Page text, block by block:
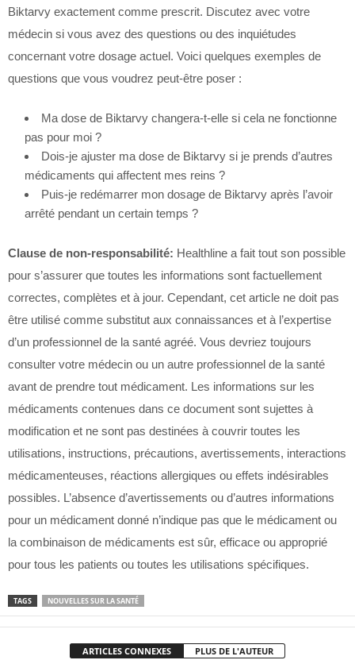
Biktarvy exactement comme prescrit. Discutez avec votre
médecin si vous avez des questions ou des inquiétudes
concernant votre dosage actuel. Voici quelques exemples de
questions que vous voudrez peut-être poser :
Ma dose de Biktarvy changera-t-elle si cela ne fonctionne
pas pour moi ?
Dois-je ajuster ma dose de Biktarvy si je prends d’autres
médicaments qui affectent mes reins ?
Puis-je redémarrer mon dosage de Biktarvy après l’avoir
arrêté pendant un certain temps ?
Clause de non-responsabilité: Healthline a fait tout son possible
pour s’assurer que toutes les informations sont factuellement
correctes, complètes et à jour. Cependant, cet article ne doit pas
être utilisé comme substitut aux connaissances et à l’expertise
d’un professionnel de la santé agréé. Vous devriez toujours
consulter votre médecin ou un autre professionnel de la santé
avant de prendre tout médicament. Les informations sur les
médicaments contenues dans ce document sont sujettes à
modification et ne sont pas destinées à couvrir toutes les
utilisations, instructions, précautions, avertissements, interactions
médicamenteuses, réactions allergiques ou effets indésirables
possibles. L’absence d’avertissements ou d’autres informations
pour un médicament donné n’indique pas que le médicament ou
la combinaison de médicaments est sûr, efficace ou approprié
pour tous les patients ou toutes les utilisations spécifiques.
TAGS NOUVELLES SUR LA SANTÉ
ARTICLES CONNEXES PLUS DE L'AUTEUR